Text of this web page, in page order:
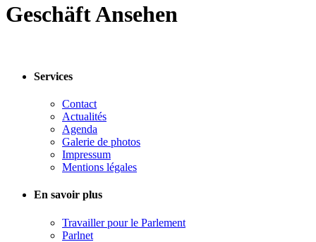
Geschäft Ansehen
Services
Contact
Actualités
Agenda
Galerie de photos
Impressum
Mentions légales
En savoir plus
Travailler pour le Parlement
Parlnet